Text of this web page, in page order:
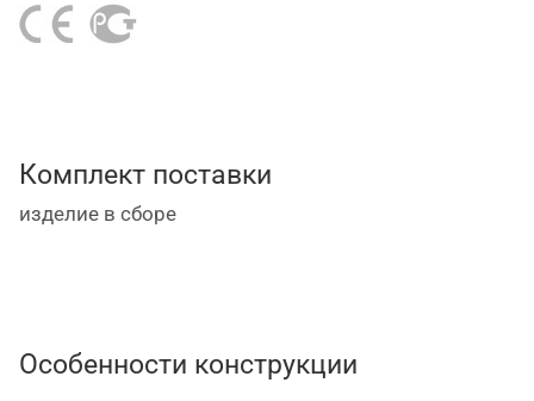
Комплект поставки
изделие в сборе
Особенности конструкции